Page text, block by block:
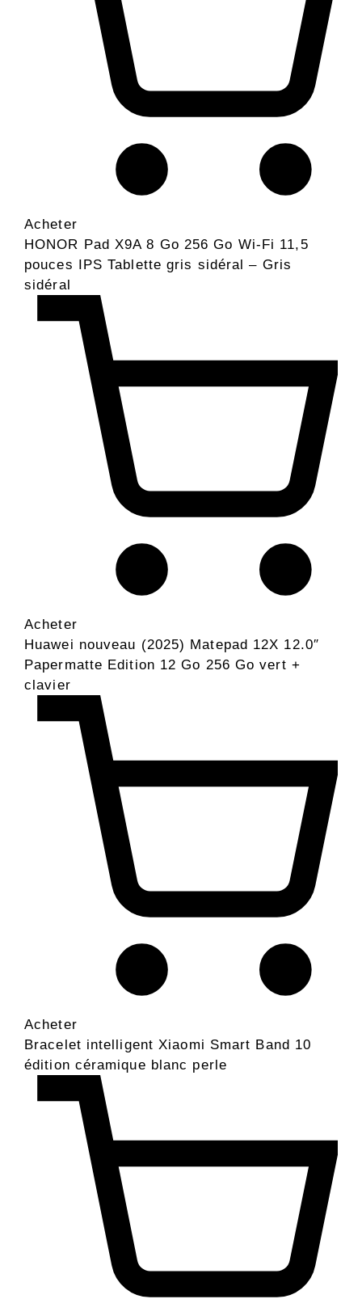
Acheter
HONOR Pad X9A 8 Go 256 Go Wi-Fi 11,5
pouces IPS Tablette gris sidéral – Gris
sidéral
Acheter
Huawei nouveau (2025) Matepad 12X 12.0″
Papermatte Edition 12 Go 256 Go vert +
clavier
Acheter
Bracelet intelligent Xiaomi Smart Band 10
édition céramique blanc perle